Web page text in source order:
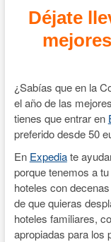
Déjate
¿Sabías que en la
el año de las
tienes que entrar en
preferido desde 50
En Expediate
porque tenemos a
hoteles con
de que quieras
hoteles familiares,
apropiadas para los